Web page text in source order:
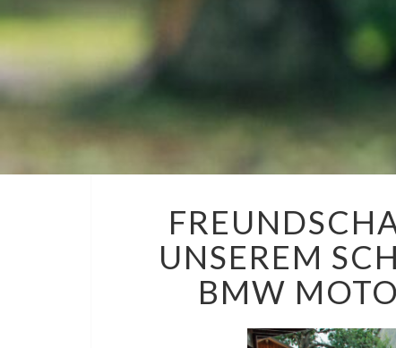
UNSEREM
BMW